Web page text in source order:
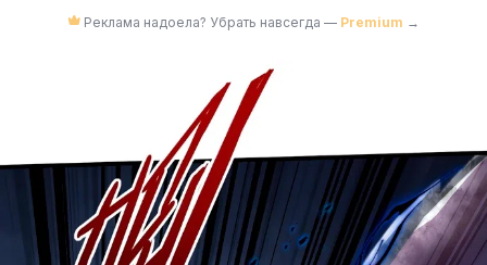
Реклама надоела? Убрать навсегда — Premium →